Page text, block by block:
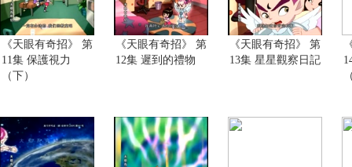
《天眼有奇招》 第
11集 保護視力
（下）
《天眼有奇招》 第
12集 遲到的禮物
《天眼有奇招》 第
13集 星星觀察日記